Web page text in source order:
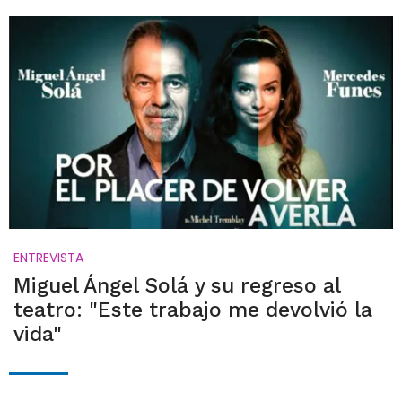
ENTREVISTA
Miguel Ángel Solá y su regreso al
teatro: "Este trabajo me devolvió la
vida"